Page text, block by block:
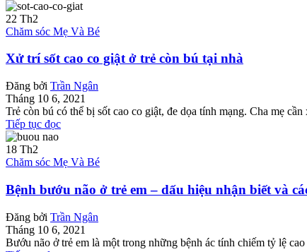
22 Th2
Chăm sóc Mẹ Và Bé
Xử trí sốt cao co giật ở trẻ còn bú tại nhà
Đăng bởi Trần Ngân
Tháng 10 6, 2021
Trẻ còn bú có thể bị sốt cao co giật, đe dọa tính mạng. Cha mẹ
Tiếp tục đọc
18 Th2
Chăm sóc Mẹ Và Bé
Bệnh bướu não ở trẻ em – dấu hiệu nhận biết và
Đăng bởi Trần Ngân
Tháng 10 6, 2021
Bướu não ở trẻ em là một trong những bệnh ác tính chiếm tỷ lệ